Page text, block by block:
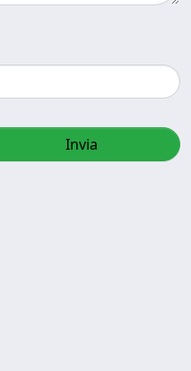
Invia